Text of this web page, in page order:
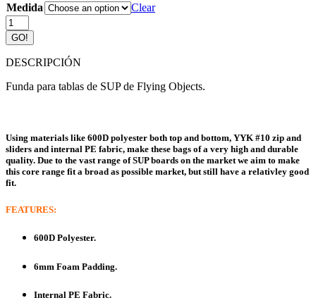
Medida
Clear
Funda
para
tabla
de
Flying
GO!
DESCRIPCIÓN
Funda para tablas de SUP de Flying Objects.
Using materials like 600D polyester both top and bottom, YYK #10 zip and
sliders and internal PE fabric, make these bags of a very high and durable
quality. Due to the vast range of SUP boards on the market we aim to make
this core range fit a broad as possible market, but still have a relativley good
fit.
FEATURES:
600D Polyester.
6mm Foam Padding.
Internal PE Fabric.